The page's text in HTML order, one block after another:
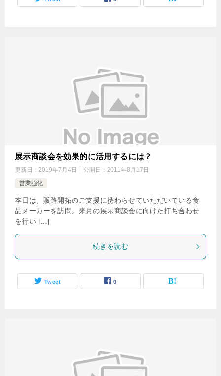
展示商談会を効果的に活用するには？
更新日： 2019年7月4日 公開日： 2011年8月17日
営業強化
本日は、販路開拓のご支援に携わらせていただいている食
品メーカーを訪問。来月の展示商談会に向けた打ち合わせ
を行い […]
続きを読む
Tweet 0